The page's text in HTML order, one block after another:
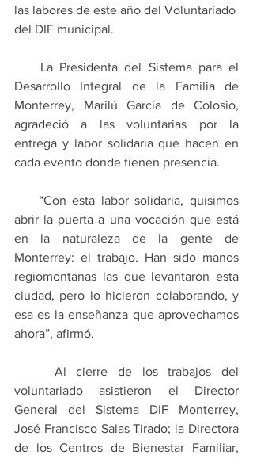
las labores de este año del Voluntariado
del DIF municipal.
Desarrollo Integral de la Familia de
Monterrey, Marilú García de Colosio,
agradeció a las voluntarias por la
entrega y labor solidaria que hacen en
cada evento donde tienen presencia.
abrir la puerta a una vocación que está
en la naturaleza de la gente de
Monterrey: el trabajo. Han sido manos
regiomontanas las que levantaron esta
ciudad, pero lo hicieron colaborando, y
esa es la enseñanza que aprovechamos
ahora”, afirmó.
voluntariado asistieron el Director
General del Sistema DIF Monterrey,
José Francisco Salas Tirado; la Directora
de los Centros de Bienestar Familiar,